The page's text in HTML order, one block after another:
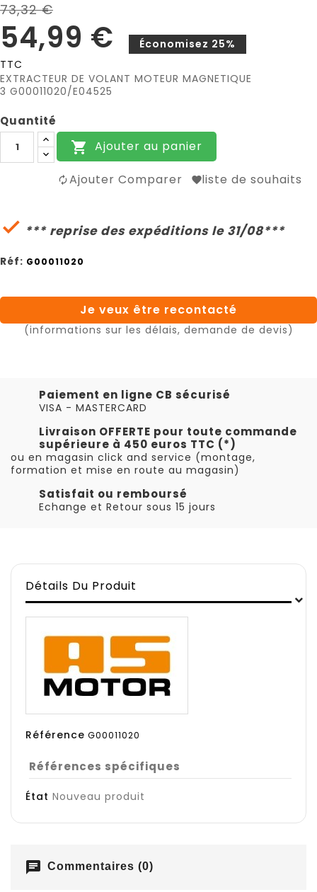
73,32 €
54,99 €
Économisez 25%
TTC
EXTRACTEUR DE VOLANT MOTEUR MAGNETIQUE
3 G00011020/E04525
Quantité
 Ajouter au panier
Ajouter Comparer liste de souhaits
 *** reprise des expéditions le 31/08***
Réf: G00011020
Je veux être recontacté
(informations sur les délais, demande de devis)
Paiement en ligne CB sécurisé
VISA - MASTERCARD
Livraison OFFERTE pour toute commande
supérieure à 450 euros TTC (*)
ou en magasin click and service (montage,
formation et mise en route au magasin)
Satisfait ou remboursé
Echange et Retour sous 15 jours
Détails Du Produit
Référence G00011020
Références spécifiques
État Nouveau produit
chat Commentaires (0)